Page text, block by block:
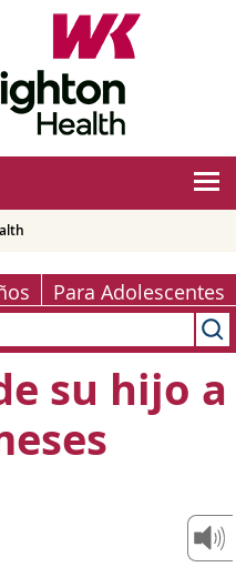
Para Adolescentes
su hijo a